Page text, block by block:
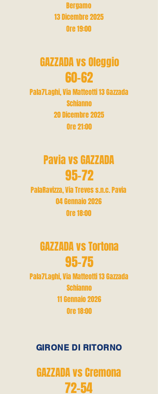
Bergamo
13 Dicembre 2025
Ore 19:00
GAZZADA vs Oleggio
60-62
Pala7Laghi, Via Matteotti 13 Gazzada
Schianno
20 Dicembre 2025
Ore 21:00
Pavia vs GAZZADA
95-72
PalaRavizza, Via Treves s.n.c. Pavia
04 Gennaio 2026
Ore 18:00
GAZZADA vs Tortona
95-75
Pala7Laghi, Via Matteotti 13 Gazzada
Schianno
11 Gennaio 2026
Ore 18:00
GIRONE DI RITORNO
GAZZADA vs Cremona
72-54